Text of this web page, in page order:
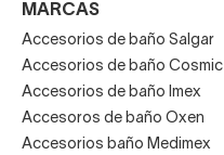
MARCAS
Accesorios de baño Salgar
Accesorios de baño Cosmic
Accesorios de baño Imex
Accesoros de baño Oxen
Accesorios baño Medimex